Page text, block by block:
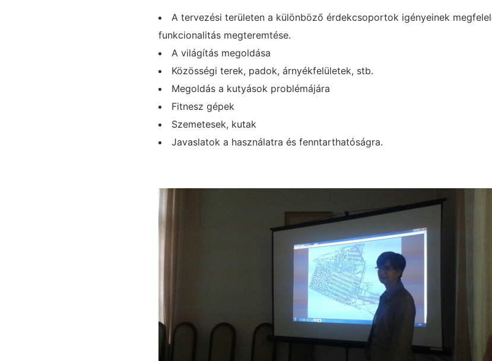
A tervezési területen a különböző érdekcsoportok igényeinek
funkcionalitás megteremtése.
A világítás megoldása
Közösségi terek, padok, árnyékfelületek, stb.
Megoldás a kutyások problémájára
Fitnesz gépek
Szemetesek, kutak
Javaslatok a használatra és fenntarthatóságra.